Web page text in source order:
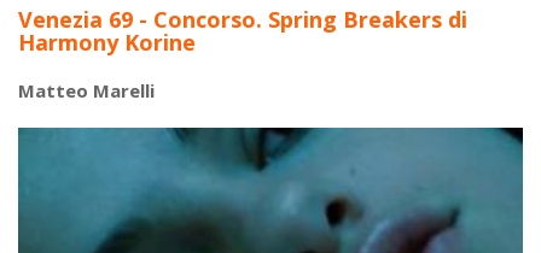
Venezia 69 - Concorso. Spring Breakers di
Harmony Korine
Matteo Marelli